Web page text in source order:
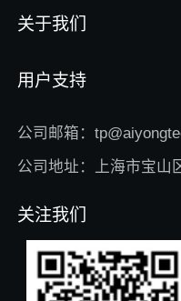
关于我们
用户支持
公司邮箱：
公司地址：上海市宝山
关注我们